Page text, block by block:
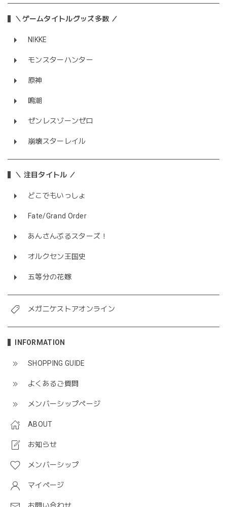
＼ゲームタイトルグッズ多数 ／
NIKKE
モンスターハンター
原神
鳴潮
ゼンレスゾーンゼロ
崩壊スターレイル
＼ 注目タイトル ／
どこでもいっしょ
Fate/Grand Order
あんさんぶるスターズ！
オルクセン王国史
五等分の花嫁
メガニケストアオンライン
INFORMATION
SHOPPING GUIDE
よくあるご質問
メンバーシップページ
ABOUT
お知らせ
メンバーシップ
マイページ